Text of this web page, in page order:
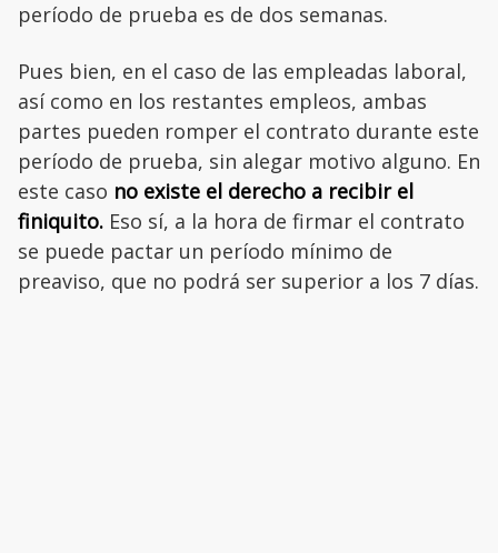
período de prueba es de dos semanas.
Pues bien, en el caso de las empleadas laboral,
así como en los restantes empleos, ambas
partes pueden romper el contrato durante este
período de prueba, sin alegar motivo alguno. En
este caso no existe el derecho a recibir el
finiquito. Eso sí, a la hora de firmar el contrato
se puede pactar un período mínimo de
preaviso, que no podrá ser superior a los 7 días.